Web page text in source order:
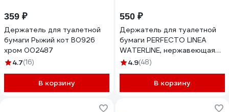
359 ₽
Держатель для туалетной
бумаги Рыжий кот B0926
хром 002487
4.7(16)
В корзину
550 ₽
Держатель для туалетной
бумаги PERFECTO LINEA
WATERLINE, нержавеющая
сталь/матовый, 35-031011
4.9(48)
В корзину